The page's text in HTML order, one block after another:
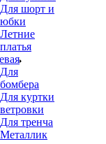
Для шорт и
юбки
Летние
платья
Для
бомбера
Для куртки
ветровки
Для тренча
Металлик